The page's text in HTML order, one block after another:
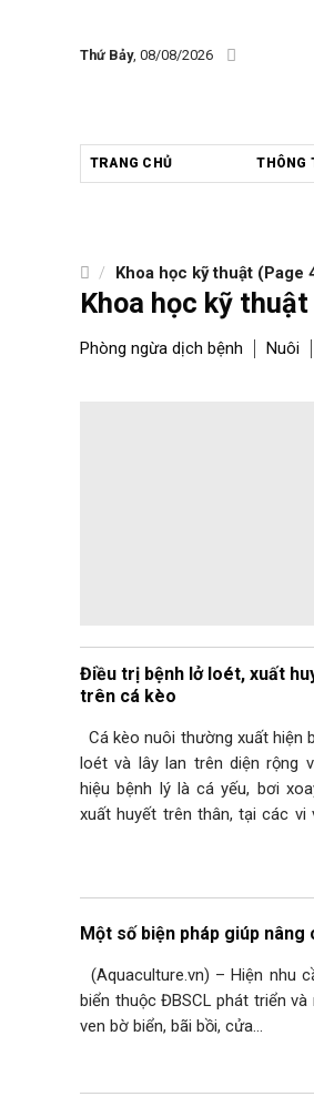
Thứ Bảy, 08/08/2026
TRANG CHỦ THÔNG
/ Khoa học kỹ thuật (Page
Khoa học kỹ thuật
Phòng ngừa dịch bệnh Nuôi
Điều trị bệnh lở loét, xuất
trên cá kèo
Cá kèo nuôi thường xuất hiện
loét và lây lan trên diện rộng
hiệu bệnh lý là cá yếu, bơi
xuất huyết trên thân, tại các vi
Một số biện pháp giúp
(Aquaculture.vn) – Hiện nhu
biển thuộc ĐBSCL phát triển
ven bờ biển, bãi bồi, cửa…